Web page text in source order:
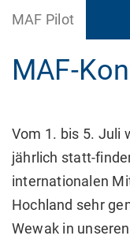
MAF Pilot
MAF-
Vom 1. bis 5. Juli
jährlich statt-
internationalen
Hochland sehr
Wewak in